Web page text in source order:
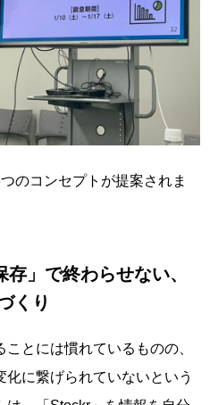
のコンセプトが提案されま
」で終わらせない、
くり
とには慣れているものの、
に繋げられていないという